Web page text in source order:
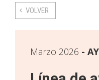
VOLVER
Marzo 2026